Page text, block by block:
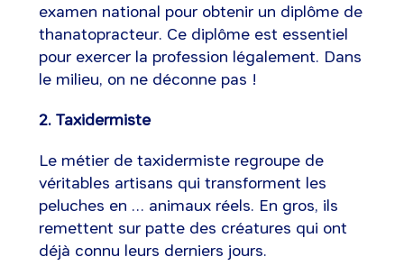
examen national pour obtenir un diplôme de
thanatopracteur. Ce diplôme est essentiel
pour exercer la profession légalement. Dans
le milieu, on ne déconne pas !
2. Taxidermiste
Le métier de taxidermiste regroupe de
véritables artisans qui transforment les
peluches en … animaux réels. En gros, ils
remettent sur patte des créatures qui ont
déjà connu leurs derniers jours.